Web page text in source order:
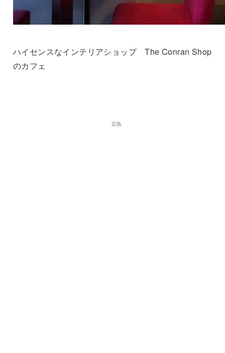
ハイセンスなインテリアショップ The Conran Shop
のカフェ
広告